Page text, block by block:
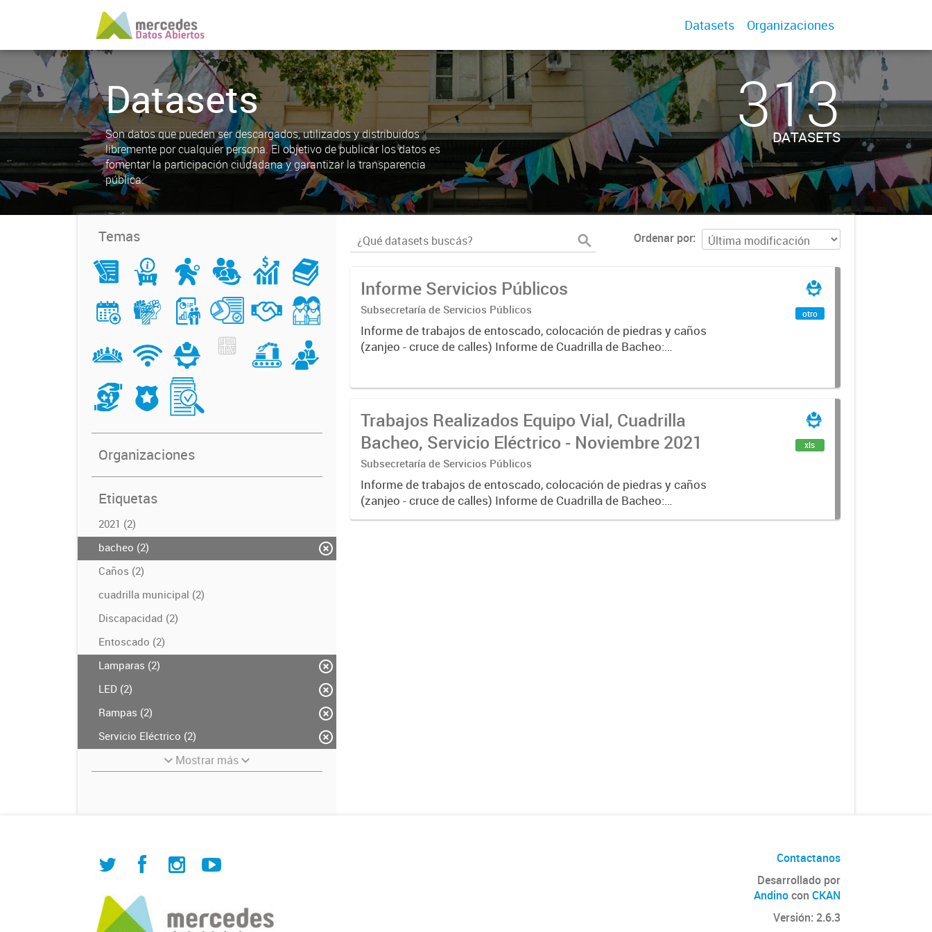
Datasets Organizaciones
Datasets
Son datos que pueden ser descargados, utilizados y distribuidos
libremente por cualquier persona. El objetivo de publicar los datos es
fomentar la participación ciudadana y garantizar la transparencia
pública.
313
DATASETS
Temas
Organizaciones
Etiquetas
2021 (2)
bacheo (2)
Caños (2)
cuadrilla municipal (2)
Discapacidad (2)
Entoscado (2)
Lamparas (2)
LED (2)
Rampas (2)
Servicio Eléctrico (2)
Mostrar más
Ordenar por
Informe Servicios Públicos
Subsecretaría de Servicios Públicos
Informe de trabajos de entoscado, colocación de piedras y caños
(zanjeo - cruce de calles) Informe de Cuadrilla de Bacheo:
otro
Trabajos Realizados Equipo Vial, Cuadrilla
Bacheo, Servicio Eléctrico - Noviembre 2021
Subsecretaría de Servicios Públicos
Informe de trabajos de entoscado, colocación de piedras y caños
(zanjeo - cruce de calles) Informe de Cuadrilla de Bacheo:
albañilería y construcción, colocación de tapa registro,
xls
Contactanos
Desarrollado por
Andinocon CKAN
Versión: 2.6.3